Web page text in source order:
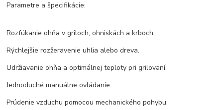
Parametre a špecifikácie:
Rozfúkanie ohňa v griloch, ohniskách a krboch.
Rýchlejšie rozžeravenie uhlia alebo dreva.
Udržiavanie ohňa a optimálnej teploty pri grilovaní.
Jednoduché manuálne ovládanie.
Prúdenie vzduchu pomocou mechanického pohybu.